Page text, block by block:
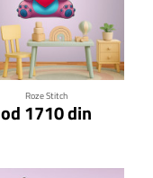
Roze Stitch
od 1710 din
Klikni za detalje